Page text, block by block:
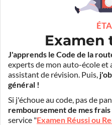
Examen
J'apprends le Code de la
experts de mon auto-école et
assistant de révision. Puis,
général !
Si j'échoue au code, pas de
remboursement de mes
service "Examen Réussi ou